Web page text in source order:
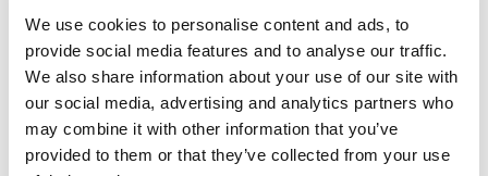
We use cookies to personalise content and ads, to
provide social media features and to analyse our traffic.
We also share information about your use of our site with
our social media, advertising and analytics partners who
may combine it with other information that you’ve
provided to them or that they’ve collected from your use
PREVENZIONE DELLA CORRUZIONE
ACCESSO CIVICO
ACCESSIBILITÀ E CATALOGO DEI DATI,
METADATI E BANCHE DATI
DATI ULTERIORI